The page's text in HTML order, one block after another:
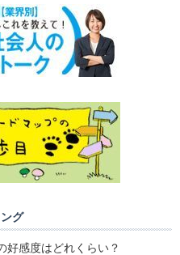
グ
好感度はどれくらい？